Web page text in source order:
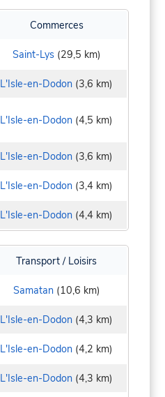
Commerces
Saint-Lys(29,5 km)
L'Isle-en-Dodon (3,6 km)
L'Isle-en-Dodon (4,5 km)
L'Isle-en-Dodon (3,6 km)
L'Isle-en-Dodon (3,4 km)
L'Isle-en-Dodon (4,4 km)
Transport / Loisirs
Samatan(10,6 km)
L'Isle-en-Dodon (4,3 km)
L'Isle-en-Dodon (4,2 km)
L'Isle-en-Dodon (4,3 km)